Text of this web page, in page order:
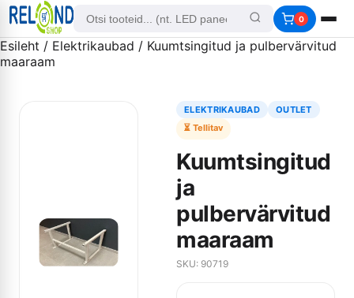
0
Esileht / Elektrikaubad / Kuumtsingitud ja pulbervärvitud
maaraam
ELEKTRIKAUBAD
OUTLET
⏳ Tellitav
Kuumtsingitud
ja
pulbervärvitud
maaraam
SKU: 90719